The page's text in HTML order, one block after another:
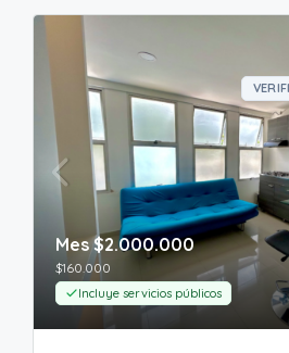
Mes$2.000.000
$160.000
Incluye servicios públicos